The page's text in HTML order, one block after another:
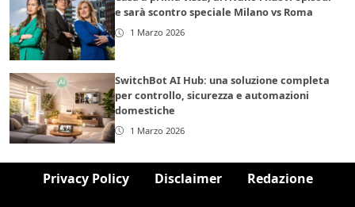
e sarà scontro speciale Milano vs Roma
1 Marzo 2026
SwitchBot AI Hub: una soluzione completa
per controllo, sicurezza e automazioni
domestiche
1 Marzo 2026
Privacy Policy Disclaimer Redazione